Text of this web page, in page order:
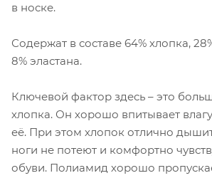
в носке.
Содержат в составе 64% хлопка,
8% эластана.
Ключевой фактор здесь – это
хлопка. Он хорошо впитывает
её. При этом хлопок отлично
ноги не потеют и комфортно
обуви. Полиамид хорошо